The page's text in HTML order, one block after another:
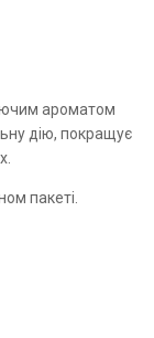
ароматом
дію, покращує
пакеті.